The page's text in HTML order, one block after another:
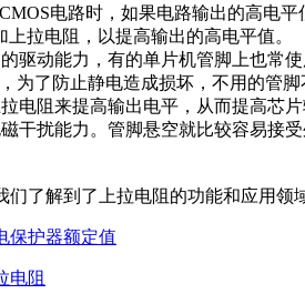
电路时，如果电路输出的高电
上拉电阻，以提高输出的高电平
的驱动能力，有的单片机管脚上也
为了防止静电造成损坏，不用的
拉电阻来提高输出电平，从而提高
干扰能力。管脚悬空就比较容易接受
们了解到了上拉电阻的功能和应用领
保护器额定值
电阻